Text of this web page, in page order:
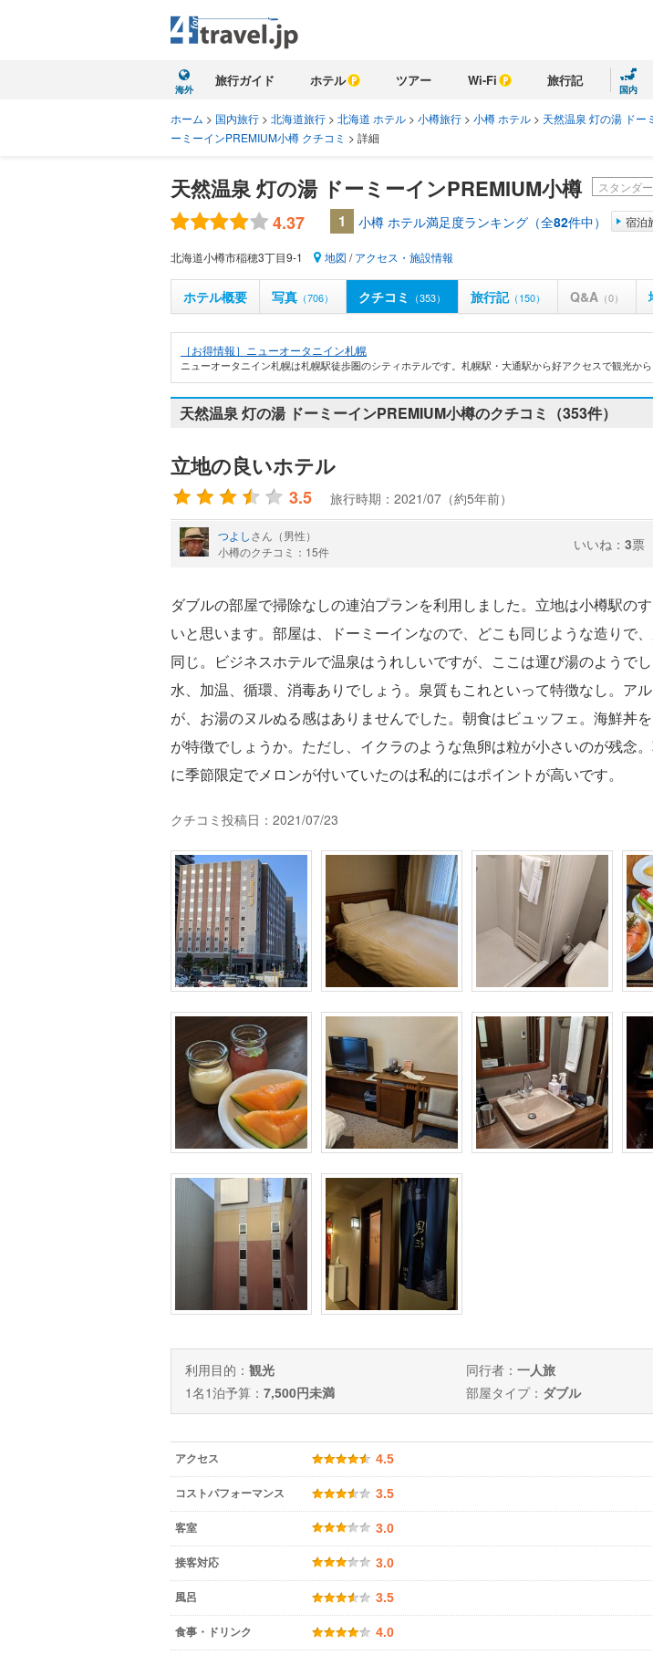
海外
旅行ガイド ホテル ツアー Wi-Fi 旅行記
国内
ホーム > 国内旅行 > 北海道旅行 > 北海道 ホテル > 小樽旅行 > 小樽 ホテル > 天然温泉 灯の湯 ドー
ーミーインPREMIUM小樽 クチコミ > 詳細
天然温泉 灯の湯 ドーミーインPREMIUM小樽 スタンダ
4.37 1 小樽 ホテル満足度ランキング（全82件中） 宿泊
北海道小樽市稲穂3丁目9-1 地図 /アクセス・施設情報
ホテル概要 写真 （706） クチコミ （353） 旅行記（150） Q&A （0）
［お得情報］ニューオータニイン札幌
ニューオータニイン札幌は札幌駅徒歩圏のシティホテルです。札幌駅・大通駅から好アクセスで観光か
天然温泉 灯の湯 ドーミーインPREMIUM小樽のクチコミ（353件）
立地の良いホテル
3.5 旅行時期：2021/07（約5年前）
つよしさん（男性）
小樽のクチコミ：15件
いいね： 3票
ダブルの部屋で掃除なしの連泊プランを利用しました。立地は小樽駅の
いと思います。部屋は、ドーミーインなので、どこも同じような造りで
同じ。ビジネスホテルで温泉はうれしいですが、ここは運び湯のようで
水、加温、循環、消毒ありでしょう。泉質もこれといって特徴なし。ア
が、お湯のヌルぬる感はありませんでした。朝食はビュッフェ。海鮮丼
が特徴でしょうか。ただし、イクラのような魚卵は粒が小さいのが残念
に季節限定でメロンが付いていたのは私的にはポイントが高いです。
クチコミ投稿日：2021/07/23
利用目的： 観光 同行者： 一人旅
1名1泊予算： 7,500円未満 部屋タイプ： ダブル
アクセス 4.5
コストパフォーマンス 3.5
客室 3.0
接客対応 3.0
風呂 3.5
食事・ドリンク 4.0